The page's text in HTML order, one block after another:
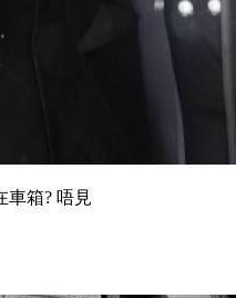
車箱? 唔見